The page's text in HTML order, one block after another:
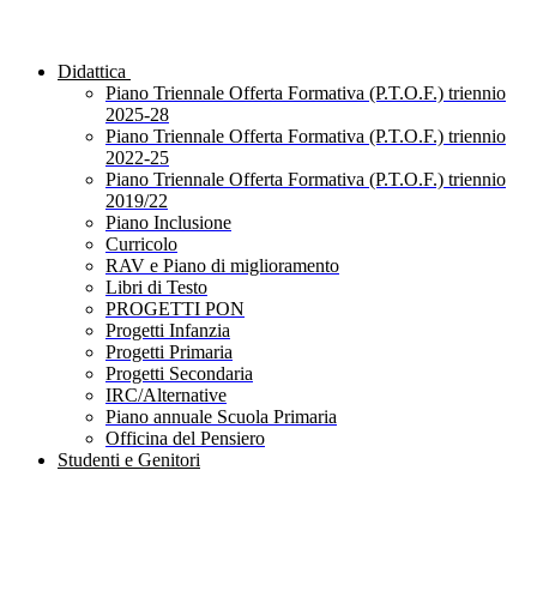
Didattica
Piano Triennale Offerta Formativa (P.T.O.F.) triennio
2025-28
Piano Triennale Offerta Formativa (P.T.O.F.) triennio
2022-25
Piano Triennale Offerta Formativa (P.T.O.F.) triennio
2019/22
Piano Inclusione
Curricolo
RAV e Piano di miglioramento
Libri di Testo
PROGETTI PON
Progetti Infanzia
Progetti Primaria
Progetti Secondaria
IRC/Alternative
Piano annuale Scuola Primaria
Officina del Pensiero
Studenti e Genitori